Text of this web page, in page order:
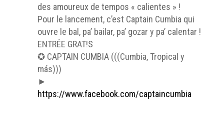
des amoureux de tempos « calientes » !
Pour le lancement, c’est Captain Cumbia qui
ouvre le bal, pa’ bailar, pa’ gozar y pa’ calentar !
ENTRÉE GRAT!S
✪ CAPTAIN CUMBIA (((Cumbia, Tropical y
más)))
►
https://www.facebook.com/captaincumbia